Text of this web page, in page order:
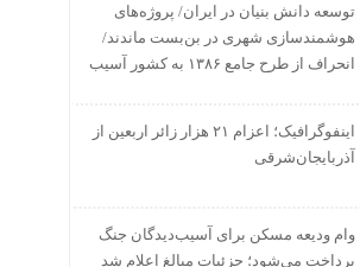
توسعه دانش بنیان در ایران/ پروژه‌های
هوشمندسازی شهری در بن‌بست ماندند/
انحراف از طرح جامع ۱۳۸۶ به کشور آسیب
اینفوگرافیک؛ اعزام ۲۱ هزار زائر اربعین از
آذربایجان‌شرقی
وام ودیعه مسکن برای آسیب‌دیدگان جنگ
پرداخت می‌شود؛ جزئیات مبالغ اعلام شد